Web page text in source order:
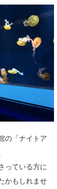
の「ナイトア
っている方に
かもしれませ